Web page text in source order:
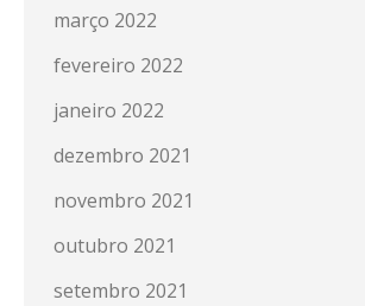
março 2022
fevereiro 2022
janeiro 2022
dezembro 2021
novembro 2021
outubro 2021
setembro 2021